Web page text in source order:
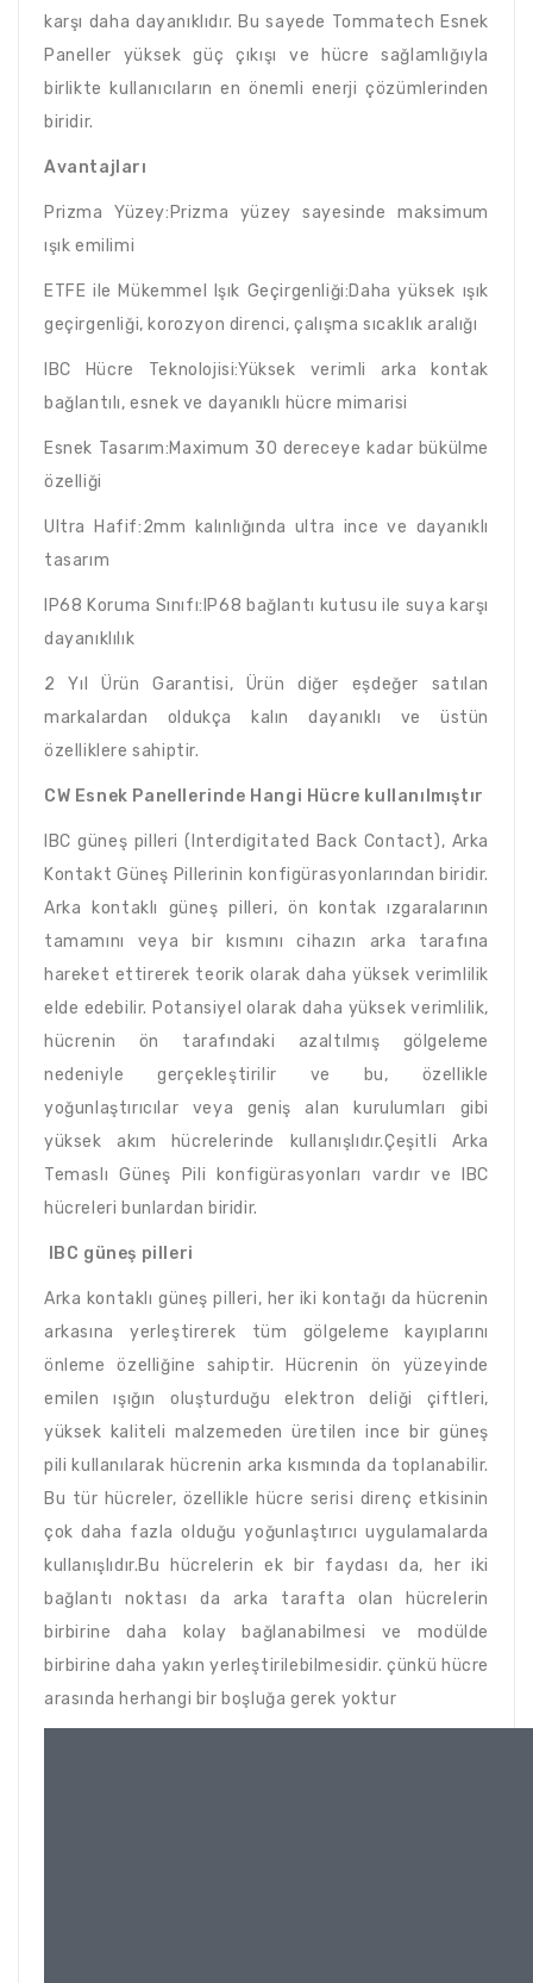
karşı daha dayanıklıdır. Bu sayede Tommatech Esnek
Paneller yüksek güç çıkışı ve hücre sağlamlığıyla
birlikte kullanıcıların en önemli enerji çözümlerinden
biridir.
Avantajları
Prizma Yüzey:Prizma yüzey sayesinde maksimum
ışık emilimi
ETFE ile Mükemmel Işık Geçirgenliği:Daha yüksek ışık
geçirgenliği, korozyon direnci, çalışma sıcaklık aralığı
IBC Hücre Teknolojisi:Yüksek verimli arka kontak
bağlantılı, esnek ve dayanıklı hücre mimarisi
Esnek Tasarım:Maximum 30 dereceye kadar bükülme
özelliği
Ultra Hafif:2mm kalınlığında ultra ince ve dayanıklı
tasarım
IP68 Koruma Sınıfı:IP68 bağlantı kutusu ile suya karşı
dayanıklılık
2 Yıl Ürün Garantisi, Ürün diğer eşdeğer satılan
markalardan oldukça kalın dayanıklı ve üstün
özelliklere sahiptir.
CW Esnek Panellerinde Hangi Hücre kullanılmıştır
IBC güneş pilleri (Interdigitated Back Contact), Arka
Kontakt Güneş Pillerinin konfigürasyonlarından biridir.
Arka kontaklı güneş pilleri, ön kontak ızgaralarının
tamamını veya bir kısmını cihazın arka tarafına
hareket ettirerek teorik olarak daha yüksek verimlilik
elde edebilir. Potansiyel olarak daha yüksek verimlilik,
hücrenin ön tarafındaki azaltılmış gölgeleme
nedeniyle gerçekleştirilir ve bu, özellikle
yoğunlaştırıcılar veya geniş alan kurulumları gibi
yüksek akım hücrelerinde kullanışlıdır.Çeşitli Arka
Temaslı Güneş Pili konfigürasyonları vardır ve IBC
hücreleri bunlardan biridir.
IBC güneş pilleri
Arka kontaklı güneş pilleri, her iki kontağı da hücrenin
arkasına yerleştirerek tüm gölgeleme kayıplarını
önleme özelliğine sahiptir. Hücrenin ön yüzeyinde
emilen ışığın oluşturduğu elektron deliği çiftleri,
yüksek kaliteli malzemeden üretilen ince bir güneş
pili kullanılarak hücrenin arka kısmında da toplanabilir.
Bu tür hücreler, özellikle hücre serisi direnç etkisinin
çok daha fazla olduğu yoğunlaştırıcı uygulamalarda
kullanışlıdır.Bu hücrelerin ek bir faydası da, her iki
bağlantı noktası da arka tarafta olan hücrelerin
birbirine daha kolay bağlanabilmesi ve modülde
birbirine daha yakın yerleştirilebilmesidir. çünkü hücre
arasında herhangi bir boşluğa gerek yoktur